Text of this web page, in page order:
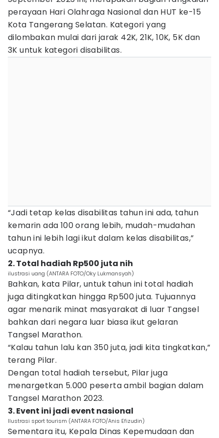
perayaan Hari Olahraga Nasional dan HUT ke-15
Kota Tangerang Selatan. Kategori yang
dilombakan mulai dari jarak 42K, 21K, 10K, 5K dan
3K untuk kategori disabilitas.
“Jadi tetap kelas disabilitas tahun ini ada, tahun
kemarin ada 100 orang lebih, mudah-mudahan
tahun ini lebih lagi ikut dalam kelas disabilitas,”
ucapnya.
2. Total hadiah Rp500 juta nih
ilustrasi uang (ANTARA FOTO/Oky Lukmansyah)
Bahkan, kata Pilar, untuk tahun ini total hadiah
juga ditingkatkan hingga Rp500 juta. Tujuannya
agar menarik minat masyarakat di luar Tangsel
bahkan dari negara luar biasa ikut gelaran
Tangsel Marathon.
“Kalau tahun lalu kan 350 juta, jadi kita tingkatkan,”
terang Pilar.
Dengan total hadiah tersebut, Pilar juga
menargetkan 5.000 peserta ambil bagian dalam
Tangsel Marathon 2023.
3. Event ini jadi event nasional
Ilustrasi sport tourism (ANTARA FOTO/Anis Efizudin)
Sementara itu, Kepala Dinas Kepemudaan dan